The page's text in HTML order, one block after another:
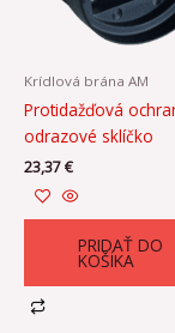
Krídlová brána AM
Protidažďová
odrazové sklíčko
23,37€
PRIDAŤ DO
KOŠÍKA